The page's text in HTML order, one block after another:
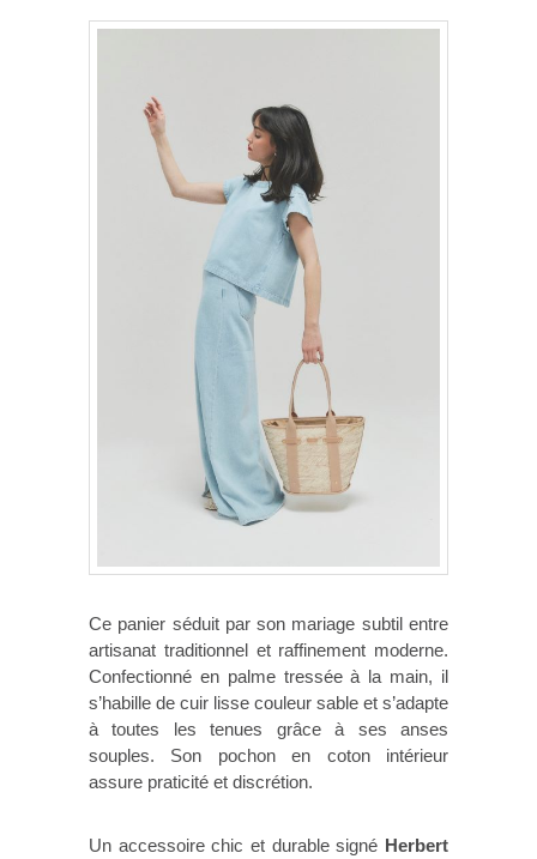
Ce panier séduit par son mariage subtil entre
artisanat traditionnel et raffinement moderne.
Confectionné en palme tressée à la main, il
s’habille de cuir lisse couleur sable et s’adapte
à toutes les tenues grâce à ses anses
souples. Son pochon en coton intérieur
assure praticité et discrétion.
Un accessoire chic et durable signé Herbert